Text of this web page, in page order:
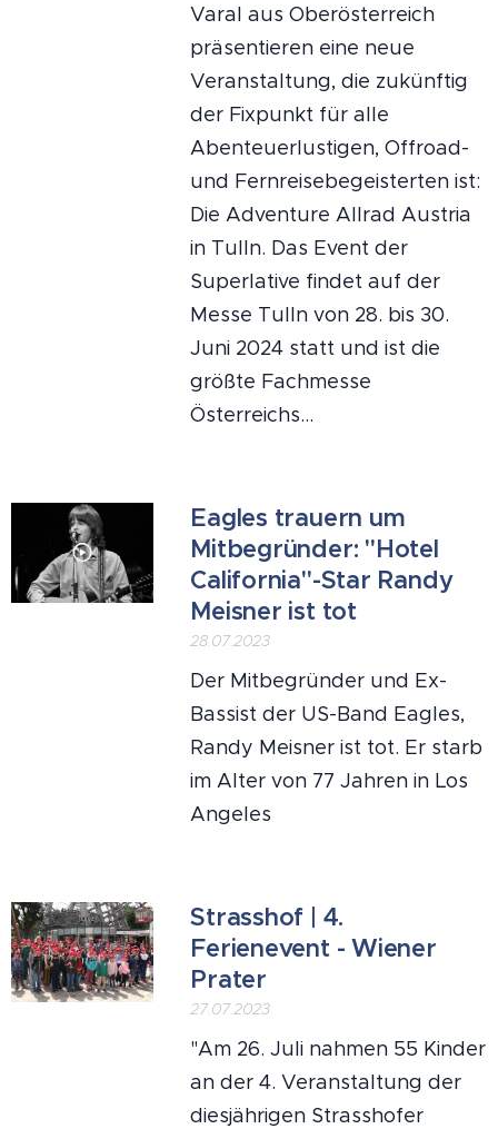
Varal aus Oberösterreich
präsentieren eine neue
Veranstaltung, die zukünftig
der Fixpunkt für alle
Abenteuerlustigen, Offroad-
und Fernreisebegeisterten ist:
Die Adventure Allrad Austria
in Tulln. Das Event der
Superlative findet auf der
Messe Tulln von 28. bis 30.
Juni 2024 statt und ist die
größte Fachmesse
Österreichs...
Eagles trauern um
Mitbegründer: "Hotel
California"-Star Randy
Meisner ist tot
28.07.2023
Der Mitbegründer und Ex-
Bassist der US-Band Eagles,
Randy Meisner ist tot. Er starb
im Alter von 77 Jahren in Los
Angeles
Strasshof | 4.
Ferienevent - Wiener
Prater
27.07.2023
"Am 26. Juli nahmen 55 Kinder
an der 4. Veranstaltung der
diesjährigen Strasshofer